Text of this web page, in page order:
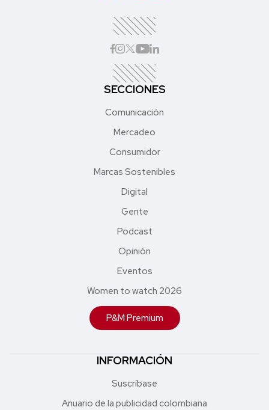
SECCIONES
Comunicación
Mercadeo
Consumidor
Marcas Sostenibles
Digital
Gente
Podcast
Opinión
Eventos
Women to watch 2026
P&M Premium
INFORMACIÓN
Suscríbase
Anuario de la publicidad colombiana